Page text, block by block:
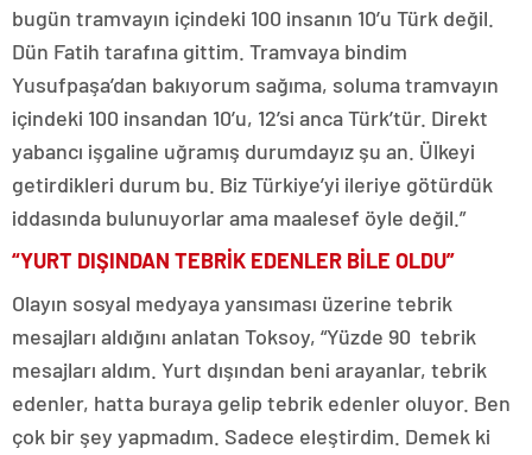
bugün tramvayın içindeki 100 insanın 10’u Türk değil.
Dün Fatih tarafına gittim. Tramvaya bindim
Yusufpaşa’dan bakıyorum sağıma, soluma tramvayın
içindeki 100 insandan 10’u, 12’si anca Türk’tür. Direkt
yabancı işgaline uğramış durumdayız şu an. Ülkeyi
getirdikleri durum bu. Biz Türkiye’yi ileriye götürdük
iddasında bulunuyorlar ama maalesef öyle değil.”
“YURT DIŞINDAN TEBRİK EDENLER BİLE OLDU”
Olayın sosyal medyaya yansıması üzerine tebrik
mesajları aldığını anlatan Toksoy, “Yüzde 90 tebrik
mesajları aldım. Yurt dışından beni arayanlar, tebrik
edenler, hatta buraya gelip tebrik edenler oluyor. Ben
çok bir şey yapmadım. Sadece eleştirdim. Demek ki